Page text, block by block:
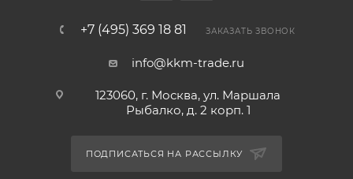
+7 (495) 369 18 81 ЗАКАЗАТЬ ЗВОНОК
info@kkm-trade.ru
123060, г. Москва, ул. Маршала
Рыбалко, д. 2 корп. 1
ПОДПИСАТЬСЯ НА РАССЫЛКУ